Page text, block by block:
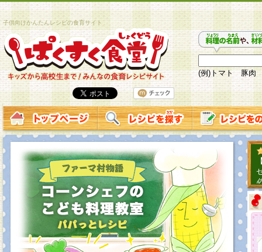
子供向けかんたんレシピの食育サイト
(例)トマト 豚肉